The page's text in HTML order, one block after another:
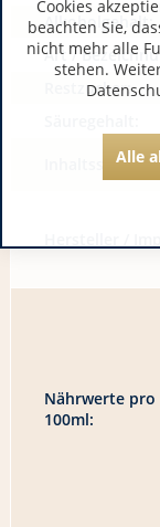
Alkoholgehalt:
Art /
Restzucker:
Inhaltsstoffe /
Nährwerte pro
100ml:
Cookies
beachten Sie,
nicht mehr alle
stehen.
Alle